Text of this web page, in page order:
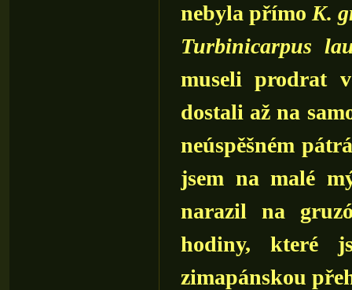
nebyla přímo K.
Turbinicarpus
museli prodrat
dostali až na
neúspěšném
jsem na malé
narazil na
hodiny, které
zimapánskou